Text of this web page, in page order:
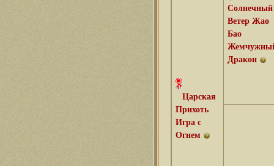
Царская
Прихоть
Игра с
Огнем
Солнечный
Ветер Жао
Бао
Дракон